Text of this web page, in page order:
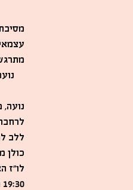
נועה,
ללב
כולן
לו״ז
19:30 הרמת כוסית בחצר / חללית במידה ויש מזג אוויר קיצוני